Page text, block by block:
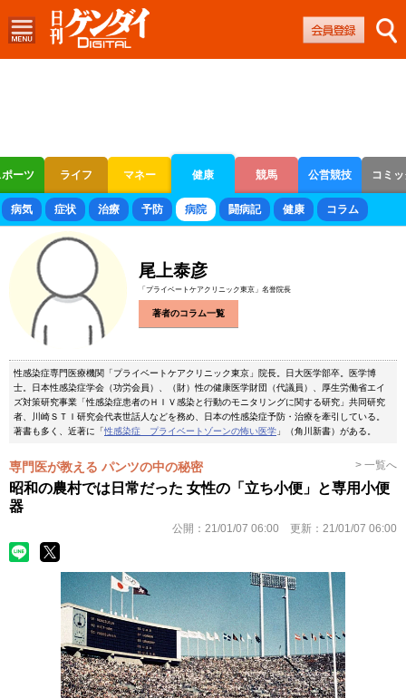
ーツ ライフ マネー 健康 競馬 公営競技 コミ
ボートレース 競輪 オートレース
病気 症状 治療 予防 病院 闘病記 健康 コラム
尾上泰彦
「プライベートケアクリニック東京」名誉院長
著者のコラム一覧
性感染症専門医療機関「プライベートケアクリニック東京」院長。日大医学部卒。医学博
士。日本性感染症学会（功労会員）、（財）性の健康医学財団（代議員）、厚生労働省エイ
ズ対策研究事業「性感染症患者のＨＩＶ感染と行動のモニタリングに関する研究」共同研究
者、川崎ＳＴＩ研究会代表世話人などを務め、日本の性感染症予防・治療を牽引している。
著書も多く、近著に「性感染症 プライベートゾーンの怖い医学 」（角川新書）がある。
専門医が教える パンツの中の秘密 > 一覧へ
昭和の農村では日常だった 女性の「立ち小便」と専用小便
器
公開： 21/01/07 06:00 更新： 21/01/07 06:00